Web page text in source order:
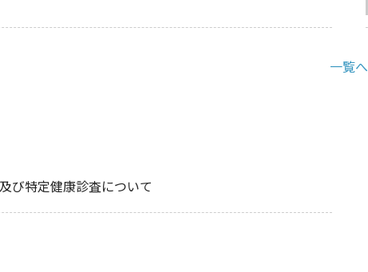
一覧へ
び特定健康診査について